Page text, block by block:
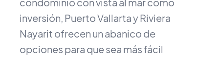
inversión, Puerto Vallarta y Riviera
Nayarit ofrecen un abanico de
opciones para que sea más fácil